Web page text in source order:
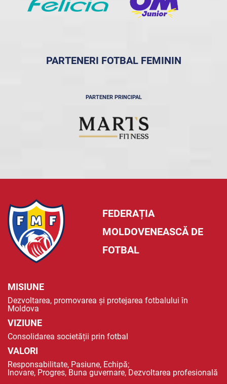
PARTENERI FOTBAL FEMININ
PARTENER PRINCIPAL
FEDERAȚIA
MOLDOVENEASCĂ DE
FOTBAL
MISIUNE
Dezvoltarea, promovarea și protejarea fotbalului în
Moldova
VIZIUNE
Consolidarea societății prin fotbal
VALORI
Responsabilitate, Pasiune, Echipă;
Inovare, Progres, Buna guvernare, Dezvoltarea profesională